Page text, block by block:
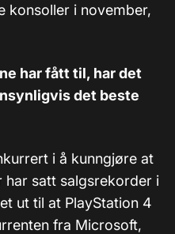
konsoller i november,
har fått til, har det
det beste
i å kunngjøre at
har satt salgsrekorder i
ut til at PlayStation 4
fra Microsoft,